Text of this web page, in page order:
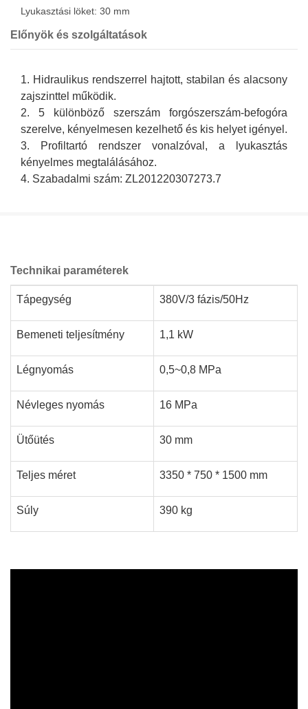
Lyukasztási löket: 30 mm
Előnyök és szolgáltatások
1. Hidraulikus rendszerrel hajtott, stabilan és alacsony
zajszinttel működik.
2. 5 különböző szerszám forgószerszám-befogóra
szerelve, kényelmesen kezelhető és kis helyet igényel.
3. Profiltartó rendszer vonalzóval, a lyukasztás
kényelmes megtalálásához.
4. Szabadalmi szám: ZL201220307273.7
Technikai paraméterek
Tápegység 380V/3 fázis/50Hz
Bemeneti teljesítmény 1,1 kW
Légnyomás 0,5~0,8 MPa
Névleges nyomás 16 MPa
Ütőütés 30 mm
Teljes méret 3350 * 750 * 1500 mm
Súly 390 kg